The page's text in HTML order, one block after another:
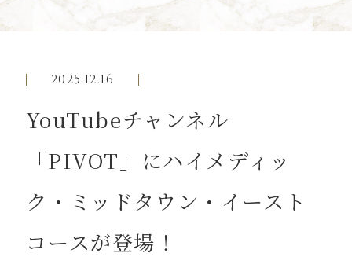
サービス内容
検診コース
ニュース
2025.12.16
YouTubeチャンネル
「PIVOT」にハイメディッ
ク・ミッドタウン・イースト
コースが登場！